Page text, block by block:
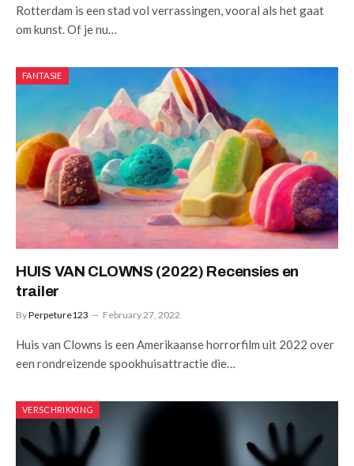
Rotterdam is een stad vol verrassingen, vooral als het gaat
om kunst. Of je nu…
FANTASIE
HUIS VAN CLOWNS (2022) Recensies en
trailer
ByPerpeture123 February 27, 2022
Huis van Clowns is een Amerikaanse horrorfilm uit 2022 over
een rondreizende spookhuisattractie die…
VERSCHRIKKING